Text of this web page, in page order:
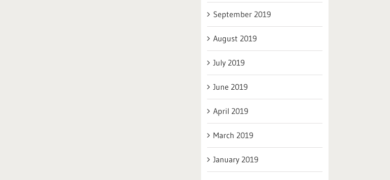
September 2019
August 2019
July 2019
June 2019
April 2019
March 2019
January 2019